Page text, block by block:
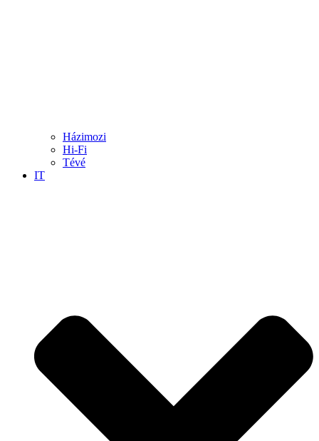
Házimozi
Hi-Fi
Tévé
IT